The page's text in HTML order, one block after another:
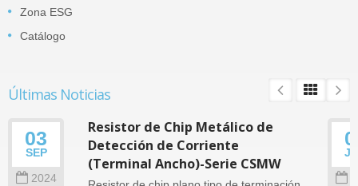
Zona ESG
Catálogo
Últimas Noticias
03
SEP
2024
Resistor de Chip Metálico de
Detección de Corriente
(Terminal Ancho)-Serie CSMW